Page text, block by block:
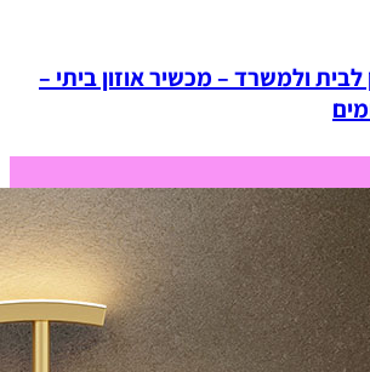
לבית ולמשרד – מכשיר אוזון ביתי –